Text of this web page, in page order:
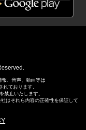
、音声、動画等は
れております。
禁止いたします。
はそれら内容の正確性を保証して